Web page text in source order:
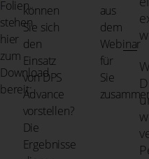
Folien
stehen
hier
zum
Download
bereit:
können
Sie sich
den
Einsatz
von DPS
Advance
vorstellen?
Die
Ergebnisse
aus
dem
Webinar
für
Sie